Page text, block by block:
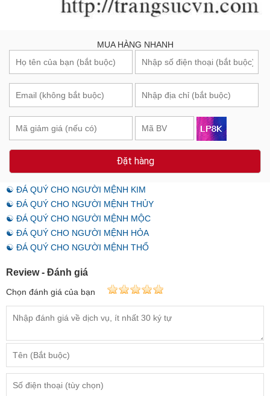
MUA HÀNG NHANH
Đặt hàng
☯ ĐÁ QUÝ CHO NGƯỜI MỆNH KIM
☯ ĐÁ QUÝ CHO NGƯỜI MỆNH THỦY
☯ ĐÁ QUÝ CHO NGƯỜI MỆNH MỘC
☯ ĐÁ QUÝ CHO NGƯỜI MỆNH HỎA
☯ ĐÁ QUÝ CHO NGƯỜI MỆNH THỔ
Review - Đánh giá
Chọn đánh giá của bạn